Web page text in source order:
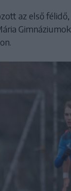
az első